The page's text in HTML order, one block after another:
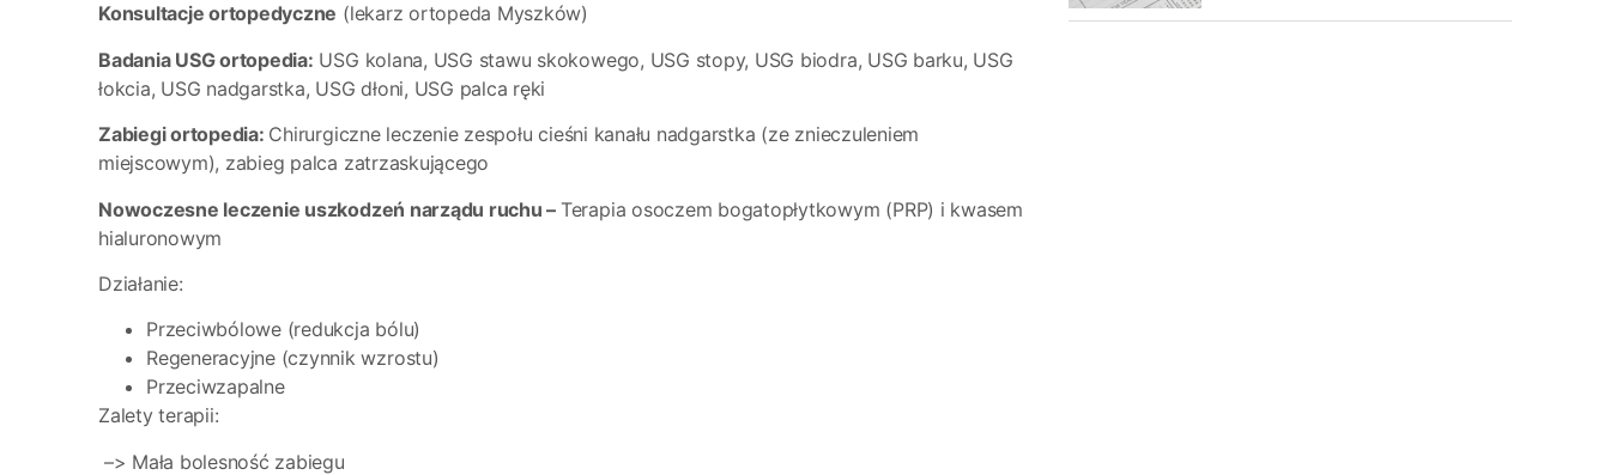
Konsultacje ortopedyczne (lekarz ortopeda Myszków)
Badania USG ortopedia: USG kolana, USG stawu skokowego, USG stopy, USG biodra, USG barku, USG
łokcia, USG nadgarstka, USG dłoni, USG palca ręki
Zabiegi ortopedia: Chirurgiczne leczenie zespołu cieśni kanału nadgarstka (ze znieczuleniem
miejscowym), zabieg palca zatrzaskującego
Nowoczesne leczenie uszkodzeń narządu ruchu – Terapia osoczem bogatopłytkowym (PRP) i kwasem
hialuronowym
Działanie:
Przeciwbólowe (redukcja bólu)
Regeneracyjne (czynnik wzrostu)
Przeciwzapalne
Zalety terapii:
–> Mała bolesność zabiegu